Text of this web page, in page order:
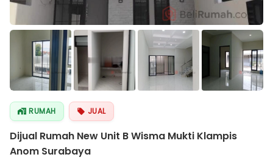
RUMAH JUAL
Dijual Rumah New Unit B Wisma Mukti Klampis
Anom Surabaya